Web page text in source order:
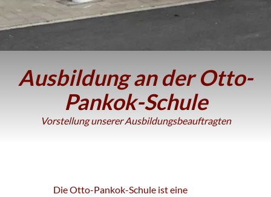
Ausbildung an der Otto-
Pankok-Schule
Vorstellung unserer Ausbildungsbeauftragten
Die Otto-Pankok-Schule ist eine